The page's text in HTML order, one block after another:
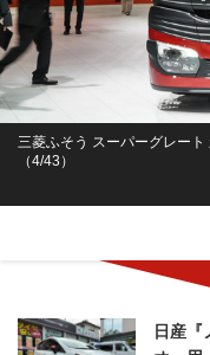
三菱ふそう スーパーグレート
（4/43）
日産『